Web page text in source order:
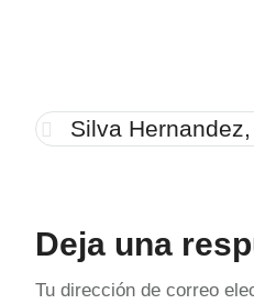
Silva
Deja una
Tu dirección de correo